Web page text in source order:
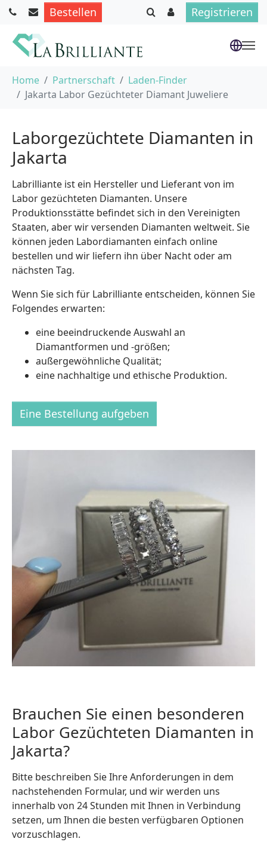
Bestellen Registrieren
Home Partnerschaft
Laden-Finder
Jakarta Labor Gezüchteter Diamant Juweliere
Laborgezüchtete Diamanten in
Jakarta
Labrilliante ist ein Hersteller und Lieferant von im
Labor gezüchteten Diamanten. Unsere
Produktionsstätte befindet sich in den Vereinigten
Staaten, aber wir versenden Diamanten weltweit. Sie
können jeden Labordiamanten einfach online
bestellen und wir liefern ihn über Nacht oder am
nächsten Tag.
Wenn Sie sich für Labrilliante entscheiden, können Sie
Folgendes erwarten:
eine beeindruckende Auswahl an
Diamantformen und -größen;
außergewöhnliche Qualität;
eine nachhaltige und ethische Produktion.
Eine Bestellung aufgeben
Brauchen Sie einen besonderen
Labor Gezüchteten Diamanten in
Jakarta?
Bitte beschreiben Sie Ihre Anforderungen in dem
nachstehenden Formular, und wir werden uns
innerhalb von 24 Stunden mit Ihnen in Verbindung
setzen, um Ihnen die besten verfügbaren Optionen
vorzuschlagen.